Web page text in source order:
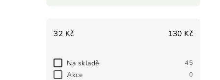
32 Kč 130 Kč
Na skladě 45
Akce 0